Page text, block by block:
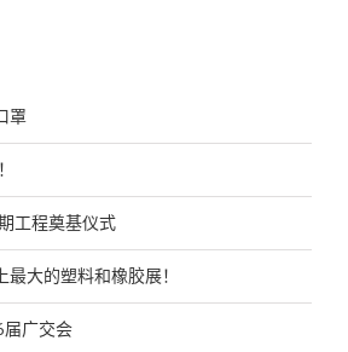
罩
工程奠基仪式
大的塑料和橡胶展！
广交会